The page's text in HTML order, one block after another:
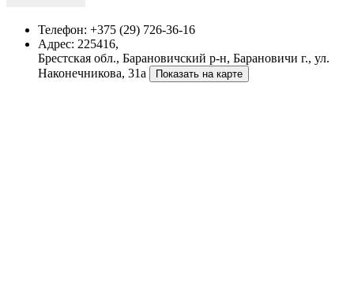
Телефон: +375 (29) 726-36-16
Адрес: 225416,
Брестская обл., Барановичский р-н, Барановичи г., ул.
Наконечникова, 31а